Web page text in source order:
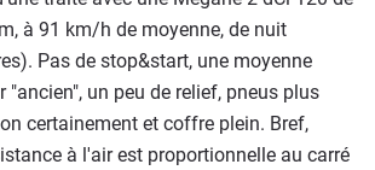
à 91 km/h de moyenne, de nuit
Pas de stop&start, une moyenne
"ancien", un peu de relief, pneus plus
certainement et coffre plein. Bref,
à l'air est proportionnelle au carré